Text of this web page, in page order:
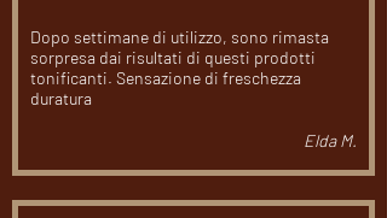
Dopo settimane di utilizzo, sono rimasta
sorpresa dai risultati di questi prodotti
tonificanti. Sensazione di freschezza
duratura
Elda M.